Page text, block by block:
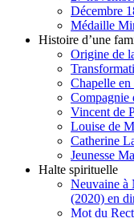
Décembre
Médaille
Histoire d’une
Origine de
Chapelle en
Compagnie
Vincent de
Louise de
Catherine
Jeunesse
Halte spirituelle
Neuvaine à
(2020) en
Mot du